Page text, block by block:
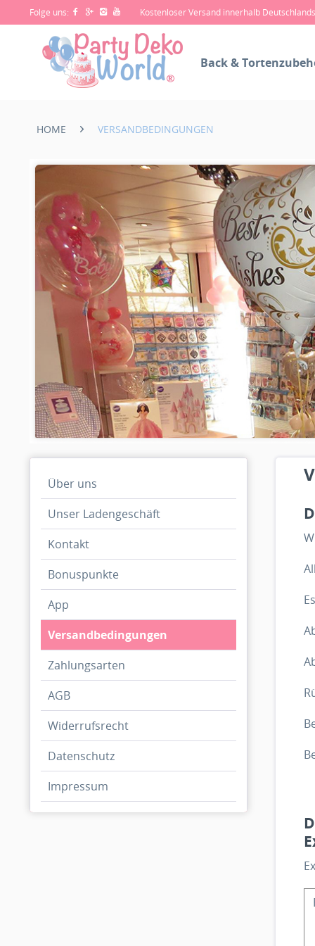
Folge uns: Kostenloser Versand innerhalb
Back &
HOME VERSANDBEDINGUNGEN
Über uns
Unser Ladengeschäft
Kontakt
Bonuspunkte
App
Versandbedingungen
Zahlungsarten
AGB
Widerrufsrecht
Datenschutz
Impressum